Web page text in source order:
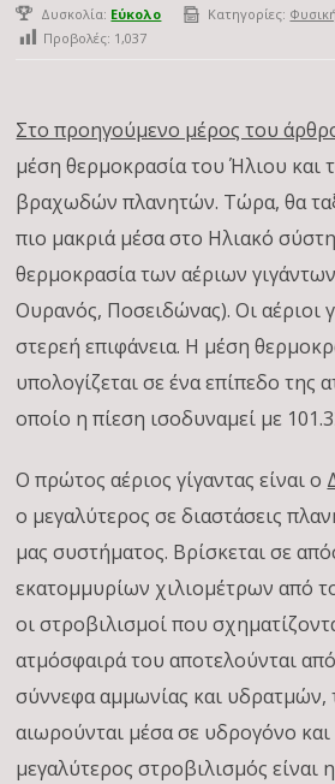
Δυσκολία: Εύκολο Κατηγορίες:
Προβολές: 1,037
Στο προηγούμενο μέρος του
μέση θερμοκρασία του Ήλιου και
βραχωδών πλανητών. Τώρα, θα
πιο μακριά μέσα στο Ηλιακό
θερμοκρασία των αέριων
Ουρανός, Ποσειδώνας). Οι αέριοι
στερεή επιφάνεια. Η μέση
υπολογίζεται σε ένα επίπεδο της
οποίο η πίεση ισοδυναμεί με
Ο πρώτος αέριος γίγαντας είναι ο
ο μεγαλύτερος σε διαστάσεις
μας συστήματος. Βρίσκεται σε
εκατομμυρίων χιλιομέτρων από
οι στροβιλισμοί που
ατμόσφαιρά του αποτελούνται
σύννεφα αμμωνίας και υδρατμών,
αιωρούνται μέσα σε υδρογόνο και
μεγαλύτερος στροβιλισμός είναι